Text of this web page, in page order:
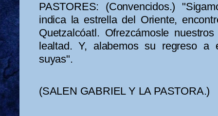
PASTORES: (Convencidos.)
indica la estrella del Oriente,
Quetzalcóatl. Ofrezcámosle
lealtad. Y, alabemos su regreso a
suyas".
(SALEN GABRIEL Y LA PASTORA.)